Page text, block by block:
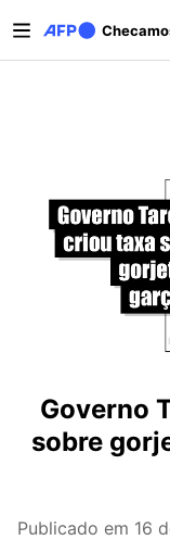
Abas
Governo
sobre
Publicado em 16